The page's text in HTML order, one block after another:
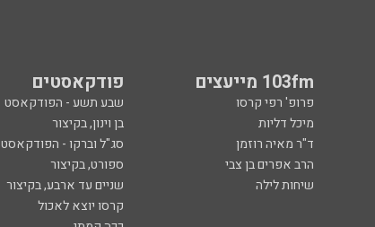
103fm מייעצים פודקאסטים
פרופ' רפי קרסו שבע תשע - הפודקאסט
מיכל דליות בן וינון, בקיצור
ד"ר מאיה רוזמן סג"ל וברקו - הפודקאסט
הרב אפרים בן צבי ספורט, בקיצור
שיחות לילה שניים עד ארבע, בקיצור
קרסו יוצא לאכול